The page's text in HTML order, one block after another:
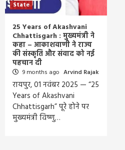
State
25 Years of Akashvani
Chhattisgarh : मुख्यमंत्री ने
कहा – आकाशवाणी ने राज्य
की संस्कृति और संवाद को नई
पहचान दी
9 months ago Arvind Rajak
रायपुर, 01 नवंबर 2025 — “25
Years of Akashvani
Chhattisgarh” पूरे होने पर
मुख्यमंत्री विष्णु…